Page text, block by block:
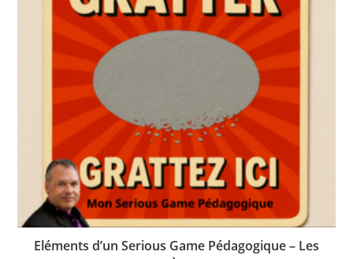
Eléments d’un Serious Game Pédagogique – Les